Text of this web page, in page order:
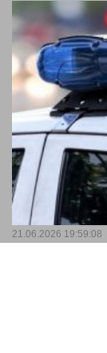
21.06.2026 19:59:08